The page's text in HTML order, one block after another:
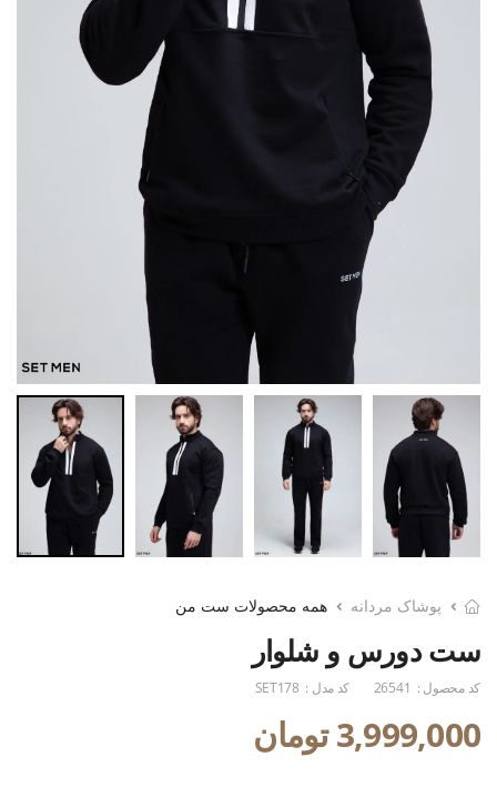
پوشاک مردانه همه محصولات ست من
ست دورس و شلوار
کد محصول : 26541 کد مدل : SET178
3,999,000 تومان